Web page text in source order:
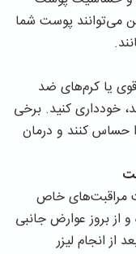
می‌توانند پوست شما
قوی یا کرم‌های ضد
خودداری کنید. برخی
کنند و درمان
مراقبت‌های خاص
از بروز عوارض جانبی
از انجام لیزر